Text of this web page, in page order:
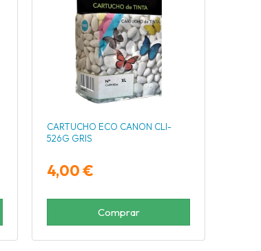
CARTUCHO ECO CANON CLI-
526G GRIS
4,00 €
Comprar